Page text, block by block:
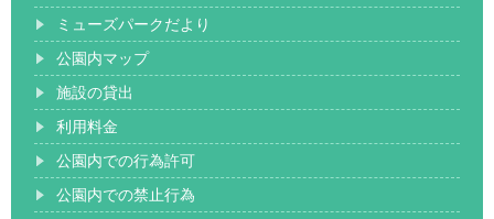
ミューズパークだより
公園内マップ
施設の貸出
利用料金
公園内での行為許可
公園内での禁止行為